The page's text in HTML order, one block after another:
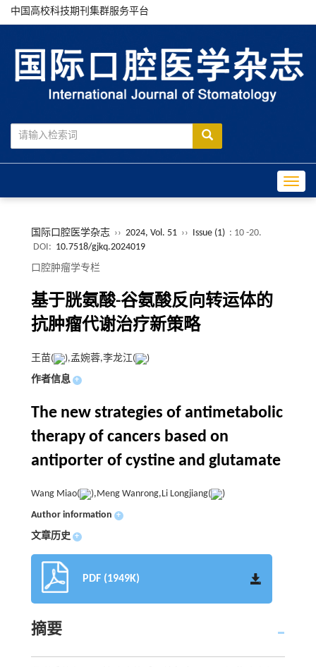
中国高校科技期刊集群服务平台
国际口腔医学杂志 ›› 2024, Vol. 51 ›› Issue (1) : 10 -20.
DOI: 10.7518/gjkq.2024019
口腔肿瘤学专栏
基于胱氨酸-谷氨酸反向转运体的
抗肿瘤代谢治疗新策略
王苗( ),孟婉蓉,李龙江(
)
作者信息 +
The new strategies of antimetabolic
therapy of cancers based on
antiporter of cystine and glutamate
Wang Miao( ),Meng Wanrong,Li Longjiang(
)
Author information +
文章历史 +
PDF (1949K)
摘要